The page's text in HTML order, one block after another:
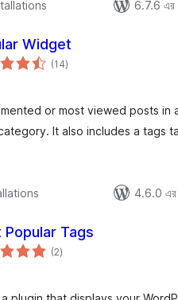
6.7.6 এর
Widget
(14total
ratings
)
or most viewed posts
It also includes a tags
4.6.0 এর
Popular Tags
(2total
ratings
)